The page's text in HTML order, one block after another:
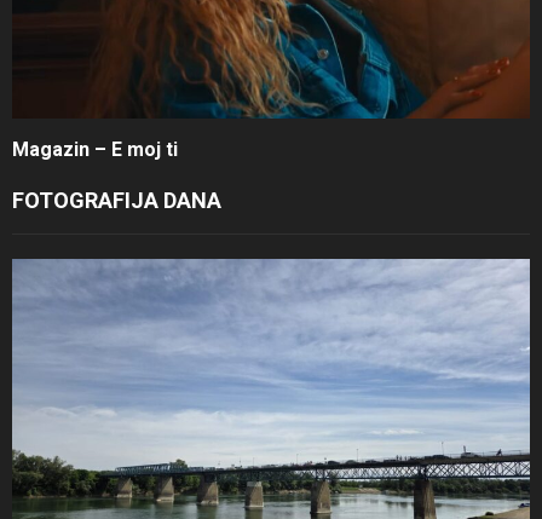
Magazin – E moj ti
FOTOGRAFIJA DANA